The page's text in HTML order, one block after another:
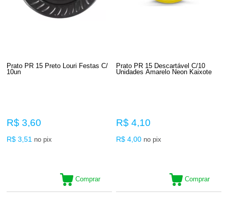
Prato PR 15 Preto Louri Festas C/
10un
R$ 3,60
R$ 3,51 no pix
Comprar
Prato PR 15 Descartável C/10
Unidades Amarelo Neon Kaixote
R$ 4,10
R$ 4,00 no pix
Comprar